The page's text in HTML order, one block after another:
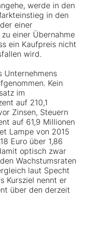
werde in den
in den
einer
einer Übernahme
ein Kaufpreis nicht
wird.
Unternehmens
Kein
im
auf 210,1
Zinsen, Steuern
auf 61,9 Millionen
Lampe von 2015
Euro über 1,86
optisch zwar
Wachstumsraten
laut Specht
Kursziel nennt er
über den derzeit